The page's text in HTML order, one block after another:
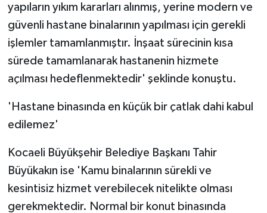
yapıların yıkım kararları alınmış, yerine modern ve
güvenli hastane binalarının yapılması için gerekli
işlemler tamamlanmıştır. İnşaat sürecinin kısa
sürede tamamlanarak hastanenin hizmete
açılması hedeflenmektedir' şeklinde konuştu.
'Hastane binasında en küçük bir çatlak dahi kabul
edilemez'
Kocaeli Büyükşehir Belediye Başkanı Tahir
Büyükakın ise 'Kamu binalarının sürekli ve
kesintisiz hizmet verebilecek nitelikte olması
gerekmektedir. Normal bir konut binasında